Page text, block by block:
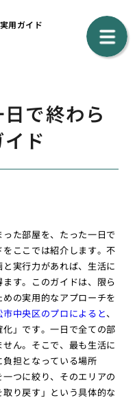
用ガイド
で終わら
ド
った部屋を、たった一日で
ここでは紹介します。不
実行力があれば、生活に
す。このガイドは、限ら
の実用的なアプローチを
中央区のプロによると、
」です。一日で全ての部
ん。そこで、最も生活に
担となっている場所
一つに絞り、そのエリアの
取り戻す」という具体的な